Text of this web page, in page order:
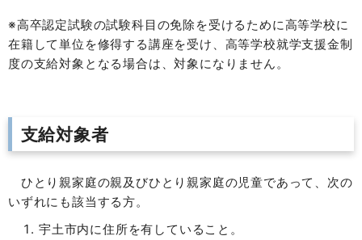
※高卒認定試験の試験科目の免除を受けるために高等学校に
在籍して単位を修得する講座を受け、高等学校就学支援金制
度の支給対象となる場合は、対象になりません。
支給対象者
ひとり親家庭の親及びひとり親家庭の児童であって、次の
いずれにも該当する方。
宇土市内に住所を有していること。